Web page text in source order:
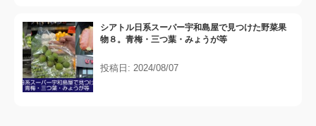
シアトル日系スーパー宇和島屋で見つけた野菜果
物８。青梅・三つ葉・みょうが等
投稿日: 2024/08/07